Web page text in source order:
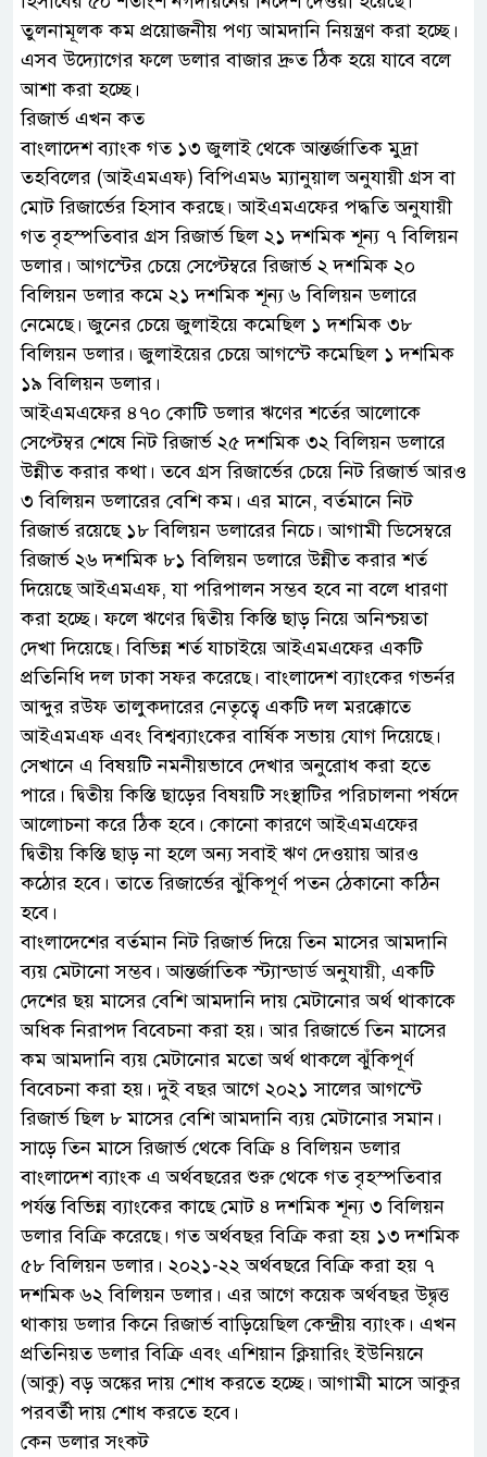
তুলনামূলক কম প্রয়োজনীয় পণ্য আমদানি নিয়ন্ত্রণ করা হচ্ছে।
এসব উদ্যোগের ফলে ডলার বাজার দ্রুত ঠিক হয়ে যাবে বলে
আশা করা হচ্ছে।
রিজার্ভ এখন কত
বাংলাদেশ ব্যাংক গত ১৩ জুলাই থেকে আন্তর্জাতিক মুদ্রা
তহবিলের (আইএমএফ) বিপিএম৬ ম্যানুয়াল অনুযায়ী গ্রস বা
মোট রিজার্ভের হিসাব করছে। আইএমএফের পদ্ধতি অনুযায়ী
গত বৃহস্পতিবার গ্রস রিজার্ভ ছিল ২১ দশমিক শূন্য ৭ বিলিয়ন
ডলার। আগস্টের চেয়ে সেপ্টেম্বরে রিজার্ভ ২ দশমিক ২০
বিলিয়ন ডলার কমে ২১ দশমিক শূন্য ৬ বিলিয়ন ডলারে
নেমেছে। জুনের চেয়ে জুলাইয়ে কমেছিল ১ দশমিক ৩৮
বিলিয়ন ডলার। জুলাইয়ের চেয়ে আগস্টে কমেছিল ১ দশমিক
১৯ বিলিয়ন ডলার।
আইএমএফের ৪৭০ কোটি ডলার ঋণের শর্তের আলোকে
সেপ্টেম্বর শেষে নিট রিজার্ভ ২৫ দশমিক ৩২ বিলিয়ন ডলারে
উন্নীত করার কথা। তবে গ্রস রিজার্ভের চেয়ে নিট রিজার্ভ আরও
৩ বিলিয়ন ডলারের বেশি কম। এর মানে, বর্তমানে নিট
রিজার্ভ রয়েছে ১৮ বিলিয়ন ডলারের নিচে। আগামী ডিসেম্বরে
রিজার্ভ ২৬ দশমিক ৮১ বিলিয়ন ডলারে উন্নীত করার শর্ত
দিয়েছে আইএমএফ, যা পরিপালন সম্ভব হবে না বলে ধারণা
করা হচ্ছে। ফলে ঋণের দ্বিতীয় কিস্তি ছাড় নিয়ে অনিশ্চয়তা
দেখা দিয়েছে। বিভিন্ন শর্ত যাচাইয়ে আইএমএফের একটি
প্রতিনিধি দল ঢাকা সফর করেছে। বাংলাদেশ ব্যাংকের গভর্নর
আব্দুর রউফ তালুকদারের নেতৃত্বে একটি দল মরক্কোতে
আইএমএফ এবং বিশ্বব্যাংকের বার্ষিক সভায় যোগ দিয়েছে।
সেখানে এ বিষয়টি নমনীয়ভাবে দেখার অনুরোধ করা হতে
পারে। দ্বিতীয় কিস্তি ছাড়ের বিষয়টি সংস্থাটির পরিচালনা পর্ষদে
আলোচনা করে ঠিক হবে। কোনো কারণে আইএমএফের
দ্বিতীয় কিস্তি ছাড় না হলে অন্য সবাই ঋণ দেওয়ায় আরও
কঠোর হবে। তাতে রিজার্ভের ঝুঁকিপূর্ণ পতন ঠেকানো কঠিন
হবে।
বাংলাদেশের বর্তমান নিট রিজার্ভ দিয়ে তিন মাসের আমদানি
ব্যয় মেটানো সম্ভব। আন্তর্জাতিক স্ট্যান্ডার্ড অনুযায়ী, একটি
দেশের ছয় মাসের বেশি আমদানি দায় মেটানোর অর্থ থাকাকে
অধিক নিরাপদ বিবেচনা করা হয়। আর রিজার্ভে তিন মাসের
কম আমদানি ব্যয় মেটানোর মতো অর্থ থাকলে ঝুঁকিপূর্ণ
বিবেচনা করা হয়। দুই বছর আগে ২০২১ সালের আগস্টে
রিজার্ভ ছিল ৮ মাসের বেশি আমদানি ব্যয় মেটানোর সমান।
সাড়ে তিন মাসে রিজার্ভ থেকে বিক্রি ৪ বিলিয়ন ডলার
বাংলাদেশ ব্যাংক এ অর্থবছরের শুরু থেকে গত বৃহস্পতিবার
পর্যন্ত বিভিন্ন ব্যাংকের কাছে মোট ৪ দশমিক শূন্য ৩ বিলিয়ন
ডলার বিক্রি করেছে। গত অর্থবছর বিক্রি করা হয় ১৩ দশমিক
৫৮ বিলিয়ন ডলার। ২০২১-২২ অর্থবছরে বিক্রি করা হয় ৭
দশমিক ৬২ বিলিয়ন ডলার। এর আগে কয়েক অর্থবছর উদ্বৃত্ত
থাকায় ডলার কিনে রিজার্ভ বাড়িয়েছিল কেন্দ্রীয় ব্যাংক। এখন
প্রতিনিয়ত ডলার বিক্রি এবং এশিয়ান ক্লিয়ারিং ইউনিয়নে
(আকু) বড় অঙ্কের দায় শোধ করতে হচ্ছে। আগামী মাসে আকুর
পরবর্তী দায় শোধ করতে হবে।
কেন ডলার সংকট